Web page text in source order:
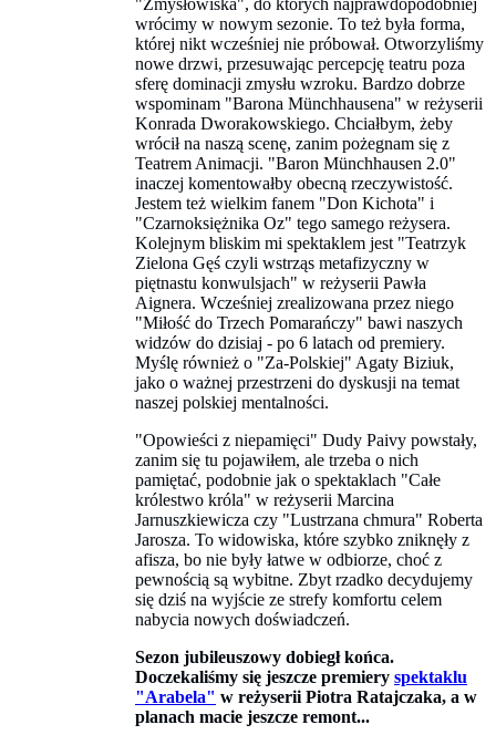
wrócimy w nowym sezonie. To też była forma,
której nikt wcześniej nie próbował. Otworzyliśmy
nowe drzwi, przesuwając percepcję teatru poza
sferę dominacji zmysłu wzroku. Bardzo dobrze
wspominam "Barona Münchhausena" w reżyserii
Konrada Dworakowskiego. Chciałbym, żeby
wrócił na naszą scenę, zanim pożegnam się z
Teatrem Animacji. "Baron Münchhausen 2.0"
inaczej komentowałby obecną rzeczywistość.
Jestem też wielkim fanem "Don Kichota" i
"Czarnoksiężnika Oz" tego samego reżysera.
Kolejnym bliskim mi spektaklem jest "Teatrzyk
Zielona Gęś czyli wstrząs metafizyczny w
piętnastu konwulsjach" w reżyserii Pawła
Aignera. Wcześniej zrealizowana przez niego
"Miłość do Trzech Pomarańczy" bawi naszych
widzów do dzisiaj - po 6 latach od premiery.
Myślę również o "Za-Polskiej" Agaty Biziuk,
jako o ważnej przestrzeni do dyskusji na temat
naszej polskiej mentalności.
"Opowieści z niepamięci" Dudy Paivy powstały,
zanim się tu pojawiłem, ale trzeba o nich
pamiętać, podobnie jak o spektaklach "Całe
królestwo króla" w reżyserii Marcina
Jarnuszkiewicza czy "Lustrzana chmura" Roberta
Jarosza. To widowiska, które szybko zniknęły z
afisza, bo nie były łatwe w odbiorze, choć z
pewnością są wybitne. Zbyt rzadko decydujemy
się dziś na wyjście ze strefy komfortu celem
nabycia nowych doświadczeń.
Sezon jubileuszowy dobiegł końca.
Doczekaliśmy się jeszcze premiery spektaklu
"Arabela" w reżyserii Piotra Ratajczaka, a w
planach macie jeszcze remont...